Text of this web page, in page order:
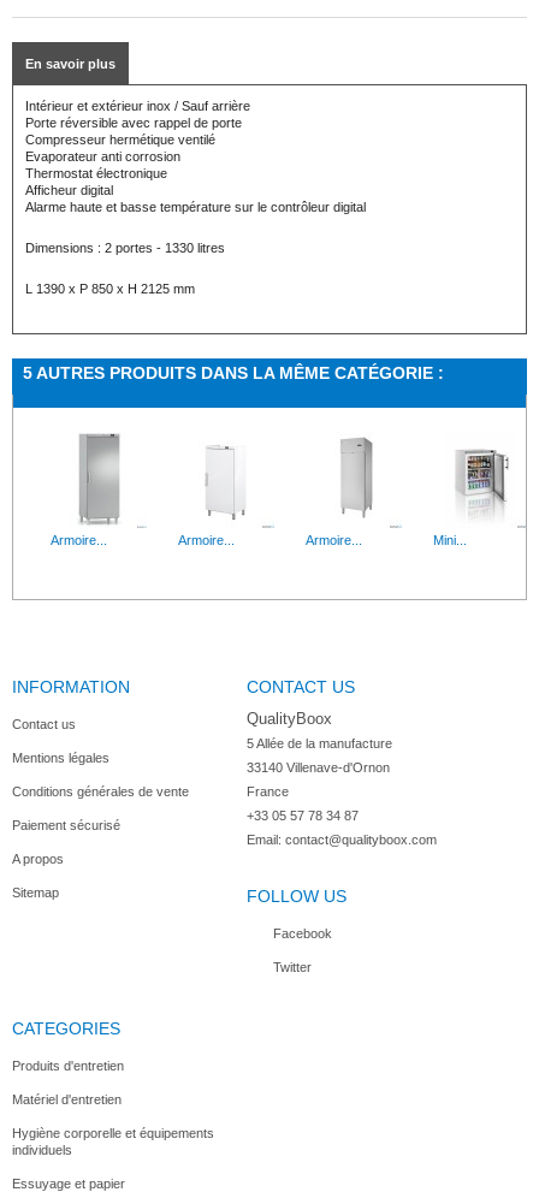
En savoir plus
Intérieur et extérieur inox / Sauf arrière
Porte réversible avec rappel de porte
Compresseur hermétique ventilé
Evaporateur anti corrosion
Thermostat électronique
Afficheur digital
Alarme haute et basse température sur le contrôleur digital
Dimensions : 2 portes - 1330 litres
L 1390 x P 850 x H 2125 mm
5 AUTRES PRODUITS DANS LA MÊME CATÉGORIE :
Armoire... Armoire... Armoire... Mini...
INFORMATION
Contact us
Mentions légales
Conditions générales de vente
Paiement sécurisé
A propos
Sitemap
CONTACT US
QualityBoox
5 Allée de la manufacture
33140 Villenave-d'Ornon
France
+33 05 57 78 34 87
Email: contact@qualityboox.com
FOLLOW US
Facebook
Twitter
CATEGORIES
Produits d'entretien
Matériel d'entretien
Hygiène corporelle et équipements
individuels
Essuyage et papier